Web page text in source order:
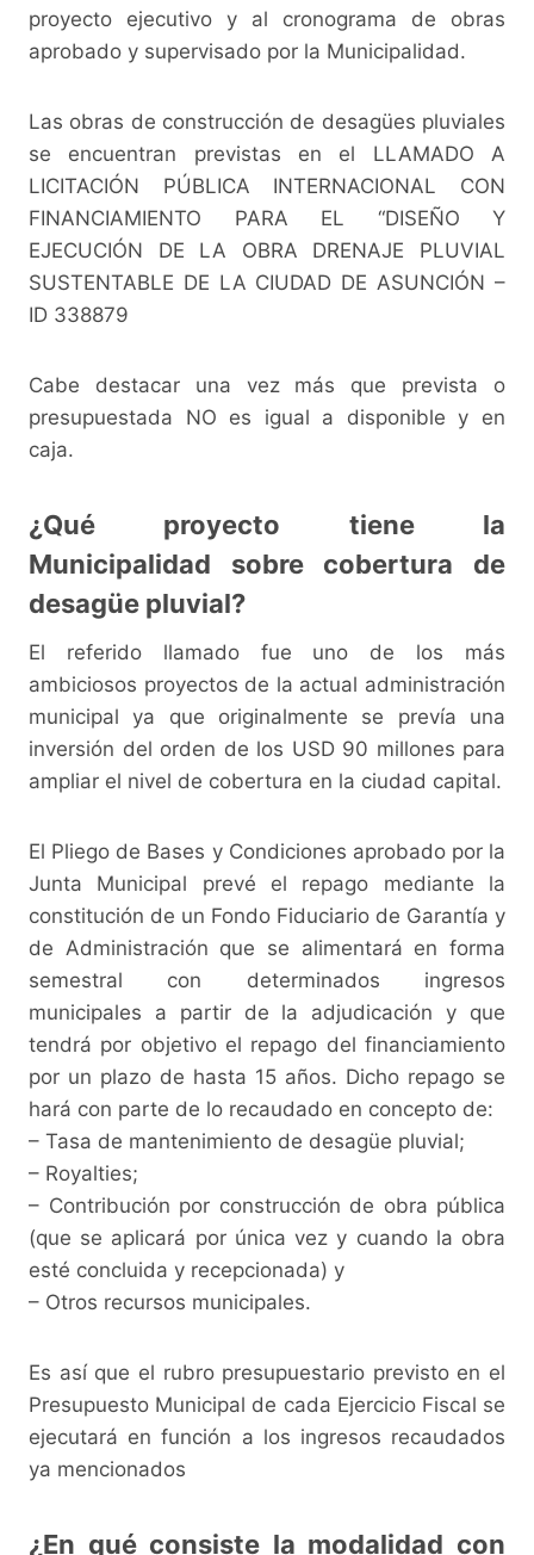
proyecto ejecutivo y al cronograma de obras
aprobado y supervisado por la Municipalidad.
Las obras de construcción de desagües pluviales
se encuentran previstas en el LLAMADO A
LICITACIÓN PÚBLICA INTERNACIONAL CON
FINANCIAMIENTO PARA EL “DISEÑO Y
EJECUCIÓN DE LA OBRA DRENAJE PLUVIAL
SUSTENTABLE DE LA CIUDAD DE ASUNCIÓN –
ID 338879
Cabe destacar una vez más que prevista o
presupuestada NO es igual a disponible y en
caja.
¿Qué proyecto tiene la
Municipalidad sobre cobertura de
desagüe pluvial?
El referido llamado fue uno de los más
ambiciosos proyectos de la actual administración
municipal ya que originalmente se prevía una
inversión del orden de los USD 90 millones para
ampliar el nivel de cobertura en la ciudad capital.
El Pliego de Bases y Condiciones aprobado por la
Junta Municipal prevé el repago mediante la
constitución de un Fondo Fiduciario de Garantía y
de Administración que se alimentará en forma
semestral con determinados ingresos
municipales a partir de la adjudicación y que
tendrá por objetivo el repago del financiamiento
por un plazo de hasta 15 años. Dicho repago se
hará con parte de lo recaudado en concepto de:
– Tasa de mantenimiento de desagüe pluvial;
– Royalties;
– Contribución por construcción de obra pública
(que se aplicará por única vez y cuando la obra
esté concluida y recepcionada) y
– Otros recursos municipales.
Es así que el rubro presupuestario previsto en el
Presupuesto Municipal de cada Ejercicio Fiscal se
ejecutará en función a los ingresos recaudados
ya mencionados
¿En qué consiste la modalidad con